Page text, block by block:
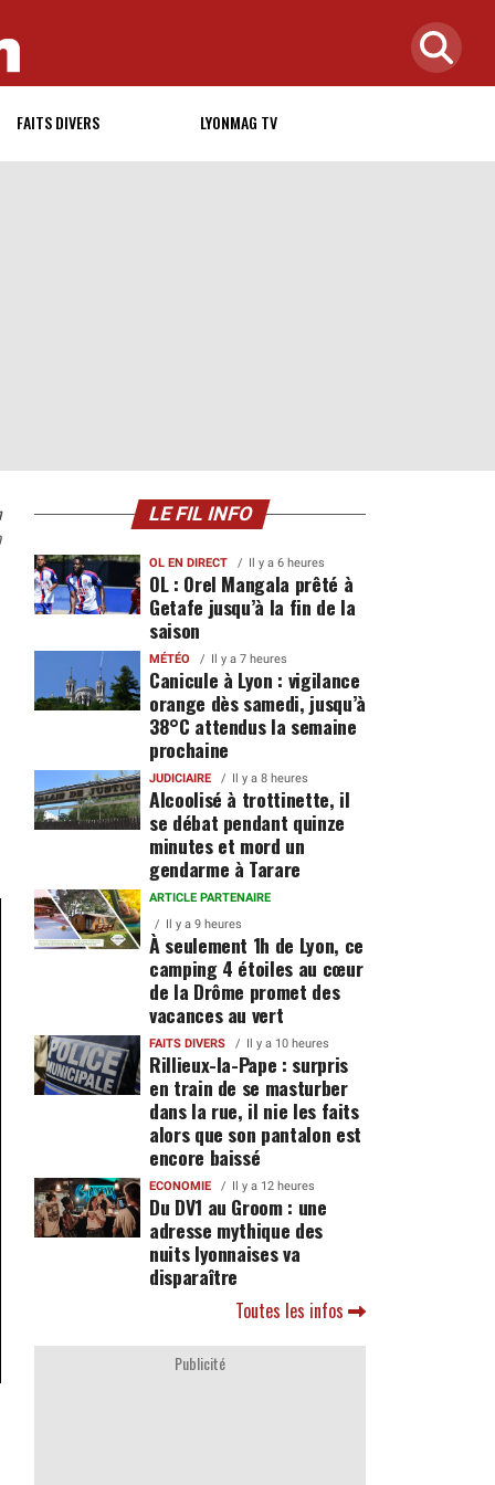
FAITS DIVERS LYONMAG TV
LE FIL INFO
OL EN DIRECT Il y a 6 heures
OL : Orel Mangala prêté à
Getafe jusqu’à la fin de la
saison
MÉTÉO Il y a 7 heures
Canicule à Lyon : vigilance
orange dès samedi, jusqu’à
38°C attendus la semaine
prochaine
JUDICIAIRE Il y a 8 heures
Alcoolisé à trottinette, il
se débat pendant quinze
minutes et mord un
gendarme à Tarare
ARTICLE PARTENAIRE
Il y a 9 heures
À seulement 1h de Lyon, ce
camping 4 étoiles au cœur
de la Drôme promet des
vacances au vert
FAITS DIVERS Il y a 10 heures
Rillieux-la-Pape : surpris
en train de se masturber
dans la rue, il nie les faits
alors que son pantalon est
encore baissé
ECONOMIE Il y a 12 heures
Du DV1 au Groom : une
adresse mythique des
nuits lyonnaises va
disparaître
Toutes les infos
Publicité